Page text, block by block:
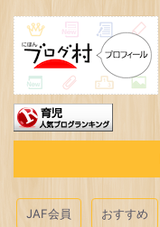
JAF会員 おすすめ